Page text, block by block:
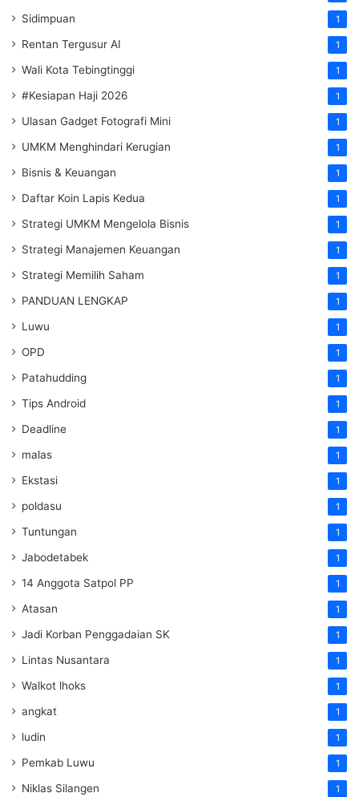
Sidimpuan 1
Rentan Tergusur AI 1
Wali Kota Tebingtinggi 1
#Kesiapan Haji 2026 1
Ulasan Gadget Fotografi Mini 1
UMKM Menghindari Kerugian 1
Bisnis & Keuangan 1
Daftar Koin Lapis Kedua 1
Strategi UMKM Mengelola Bisnis 1
Strategi Manajemen Keuangan 1
Strategi Memilih Saham 1
PANDUAN LENGKAP 1
Luwu 1
OPD 1
Patahudding 1
Tips Android 1
Deadline 1
malas 1
Ekstasi 1
poldasu 1
Tuntungan 1
Jabodetabek 1
14 Anggota Satpol PP 1
Atasan 1
Jadi Korban Penggadaian SK 1
Lintas Nusantara 1
Walkot lhoks 1
angkat 1
ludin 1
Pemkab Luwu 1
Niklas Silangen 1